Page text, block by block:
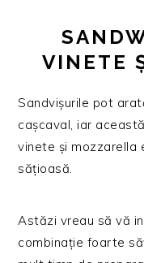
VINETE
Sandvișurile pot
cașcaval, iar
vinete și mozzarella
sățioasă.
Astăzi vreau să vă
combinație foarte